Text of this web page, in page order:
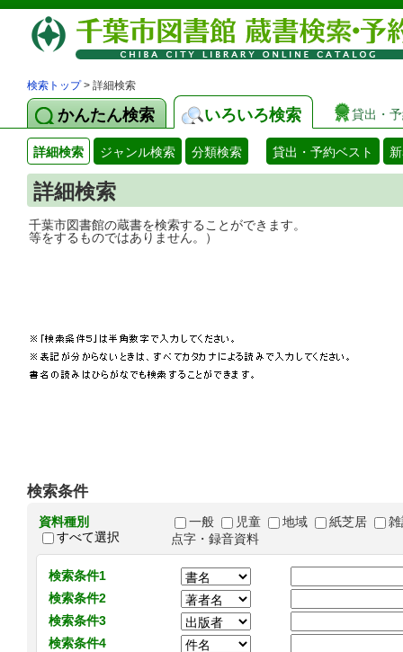
検索トップ> 詳細検索
かんたん検索 いろいろ検索 貸出・
詳細検索 ジャンル検索 分類検索 貸出・予約ベスト
詳細検索
千葉市図書館の蔵書を検索することがで
等をするものではありません。）
検索条件
資料種別
すべて選択
一般 児童 地域 紙芝居
点字・録音資料
検索条件1
検索条件2
検索条件3
検索条件4